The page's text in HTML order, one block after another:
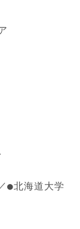
●北海道大学